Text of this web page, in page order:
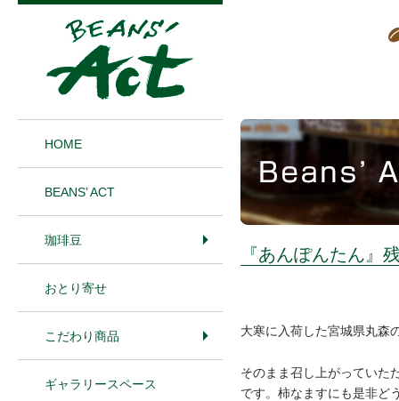
『あんぽんたん』
大寒に入荷した宮城県丸森
そのまま召し上がっていた
です。柿なますにも是非ど
HOME
BEANS’ ACT
珈琲豆
おとり寄せ
こだわり商品
ギャラリースペース